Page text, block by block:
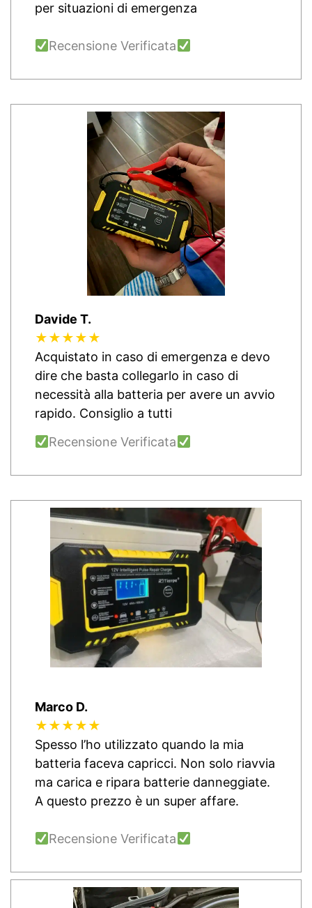
per situazioni di emergenza
Recensione Verificata
Davide T.
★★★★★
Acquistato in caso di emergenza e devo
dire che basta collegarlo in caso di
necessità alla batteria per avere un avvio
rapido. Consiglio a tutti
Recensione Verificata
Marco D.
★★★★★
Spesso l’ho utilizzato quando la mia
batteria faceva capricci. Non solo riavvia
ma carica e ripara batterie danneggiate.
A questo prezzo è un super affare.
Recensione Verificata